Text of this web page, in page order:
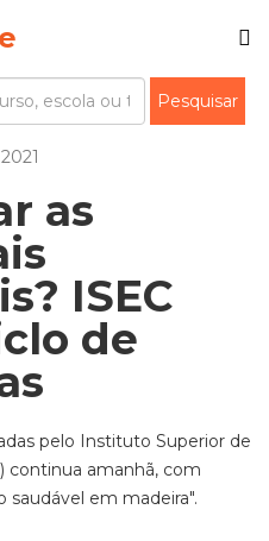
as
ISEC
de
pelo Instituto Superior de
continua amanhã, com
saudável em madeira".